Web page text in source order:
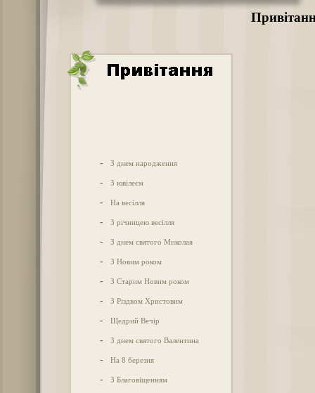
- З днем народження
- З ювілеєм
- На весілля
- З річницею весілля
- З днем святого Миколая
- З Новим роком
- З Старим Новим роком
- З Різдвом Христовим
- Щедрий Вечір
- З днем святого Валентина
- На 8 березня
- З Благовіщенням